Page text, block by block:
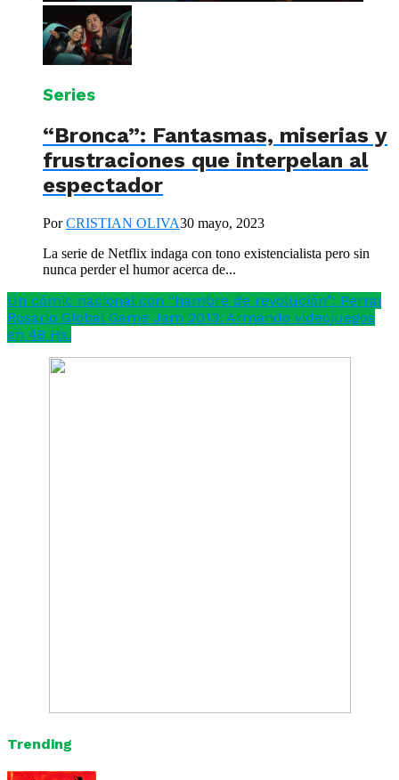
Series
“Bronca”: Fantasmas, miserias y
frustraciones que interpelan al
espectador
PorCRISTIAN OLIVA30 mayo, 2023
La serie de Netflix indaga con tono existencialista pero sin
nunca perder el humor acerca de...
Un cómic nacional con “hambre de revolución”: Perra!
Rosario Global Game Jam 2013: Armando videojuegos
en 48 Hs.
Trending